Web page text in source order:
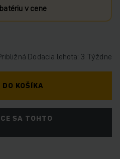
v cene
Dodacia lehota: 3 Týždne
KOŠÍKA
SA TOHTO